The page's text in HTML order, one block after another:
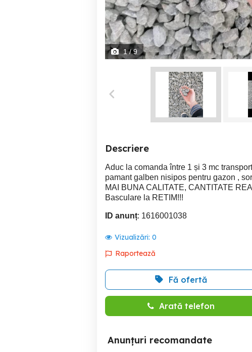
1/ 9
Descriere
Aduc la comanda între 1 și 3 mc
pamant galben nisipos pentru gazon ,
MAI BUNA CALITATE, CANTITATE
Basculare la RETIM!!!
ID anunț: 1616001038
Vizualizări: 0
Raportează
Fă ofertă
Arată telefon
Anunțuri recomandate